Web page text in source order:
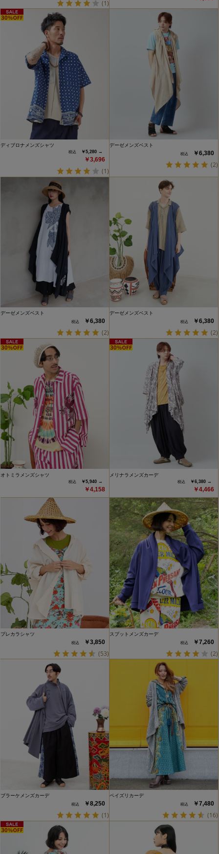
(1)
ディブロナメンズシャツ
￥5,280 →
￥3,696
(1)
デーゼメンズベスト
￥6,380
(2)
デーゼメンズベスト
￥6,380
(2)
デーゼメンズベスト
￥6,380
(2)
オトミラメンズシャツ
￥5,940 →
￥4,158
メリナラメンズカーデ
￥6,380 →
￥4,466
プレカラシャツ
￥3,850
(53)
スプットメンズカーデ
￥7,260
(2)
ブラーケメンズカーデ
￥8,250
(1)
ペイズリカーデ
￥7,480
(16)